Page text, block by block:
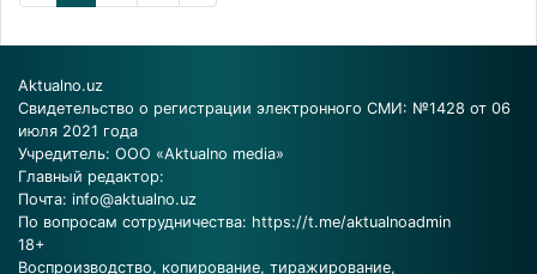
Aktualno.uz
Свидетельство о регистрации электронного СМИ: №1428 от 06
июля 2021 года
Учредитель: ООО «Aktualno media»
Главный редактор:
Почта: info@aktualno.uz
По вопросам сотрудничества: https://t.me/aktualnoadmin
18+
Воспроизводство, копирование, тиражирование,